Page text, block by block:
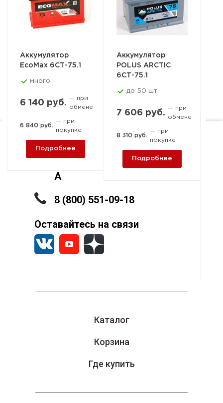
Аккумулятор
EcoMax 6СТ-75.1
много
6 140 руб.
— при
обмене
6 840 руб.
— при
покупке
Подробнее
Аккумулятор
POLUS ARCTIC
6СТ-75.1
до 50 шт.
7 606 руб.
— при
обмене
8 310 руб.
— при
покупке
Подробнее
Каталог
Корзина
Где купить
Ростов-на-Дону, пер. 1-й
Машиностроительный, 15-
А
8 (800) 551-09-18
Оставайтесь на связи